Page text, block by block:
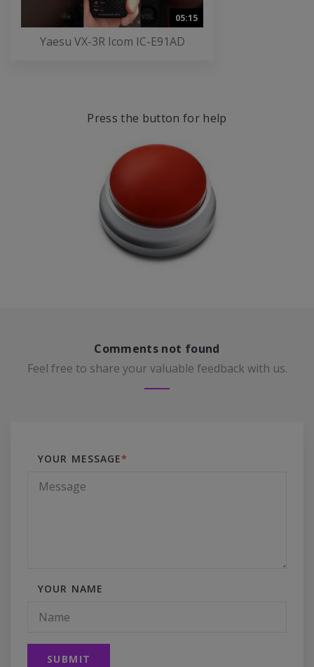
05:15
Yaesu VX-3R Icom IC-E91AD
Press the button for help
Comments not found
Feel free to share your valuable feedback with us.
YOUR MESSAGE*
YOUR NAME
SUBMIT